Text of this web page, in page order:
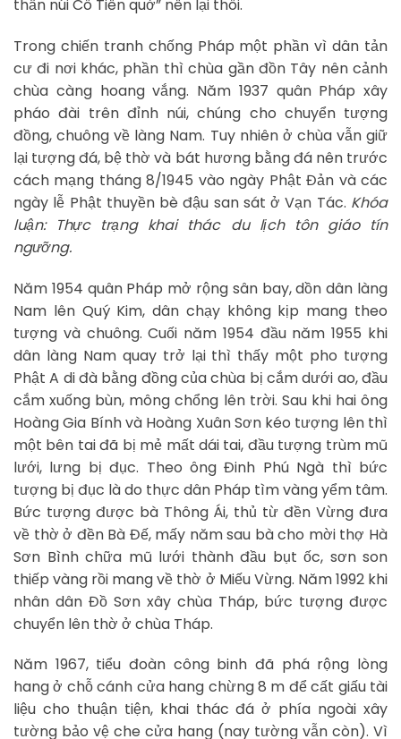
thần núi Cô Tiên quở” nên lại thôi.
Trong chiến tranh chống Pháp một phần vì dân tản
cư đi nơi khác, phần thì chùa gần đồn Tây nên cảnh
chùa càng hoang vắng. Năm 1937 quân Pháp xây
pháo đài trên đỉnh núi, chúng cho chuyển tượng
đồng, chuông về làng Nam. Tuy nhiên ở chùa vẫn giữ
lại tượng đá, bệ thờ và bát hương bằng đá nên trước
cách mạng tháng 8/1945 vào ngày Phật Đản và các
ngày lễ Phật thuyền bè đậu san sát ở Vạn Tác. Khóa
luận: Thực trạng khai thác du lịch tôn giáo tín
ngưỡng.
Năm 1954 quân Pháp mở rộng sân bay, dồn dân làng
Nam lên Quý Kim, dân chạy không kịp mang theo
tượng và chuông. Cuối năm 1954 đầu năm 1955 khi
dân làng Nam quay trở lại thì thấy một pho tượng
Phật A di đà bằng đồng của chùa bị cắm dưới ao, đầu
cắm xuống bùn, mông chổng lên trời. Sau khi hai ông
Hoàng Gia Bính và Hoàng Xuân Sơn kéo tượng lên thì
một bên tai đã bị mẻ mất dái tai, đầu tượng trùm mũ
lưới, lưng bị đục. Theo ông Đinh Phú Ngà thì bức
tượng bị đục là do thực dân Pháp tìm vàng yểm tâm.
Bức tượng được bà Thông Ái, thủ từ đền Vừng đưa
về thờ ở đền Bà Đế, mấy năm sau bà cho mời thợ Hà
Sơn Bình chữa mũ lưới thành đầu bụt ốc, sơn son
thiếp vàng rồi mang về thờ ở Miếu Vừng. Năm 1992 khi
nhân dân Đồ Sơn xây chùa Tháp, bức tượng được
chuyển lên thờ ở chùa Tháp.
Năm 1967, tiểu đoàn công binh đã phá rộng lòng
hang ở chỗ cánh cửa hang chừng 8 m để cất giấu tài
liệu cho thuận tiện, khai thác đá ở phía ngoài xây
tường bảo vệ che cửa hang (nay tường vẫn còn). Vì